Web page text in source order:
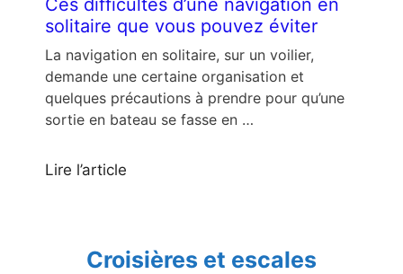
Ces difficultés d’une navigation en
solitaire que vous pouvez éviter
La navigation en solitaire, sur un voilier,
demande une certaine organisation et
quelques précautions à prendre pour qu’une
sortie en bateau se fasse en …
Lire l’article
Croisières et escales